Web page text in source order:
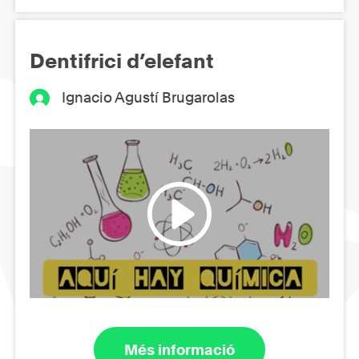
Dentifrici d’elefant
Ignacio Agustí Brugarolas
Més informació